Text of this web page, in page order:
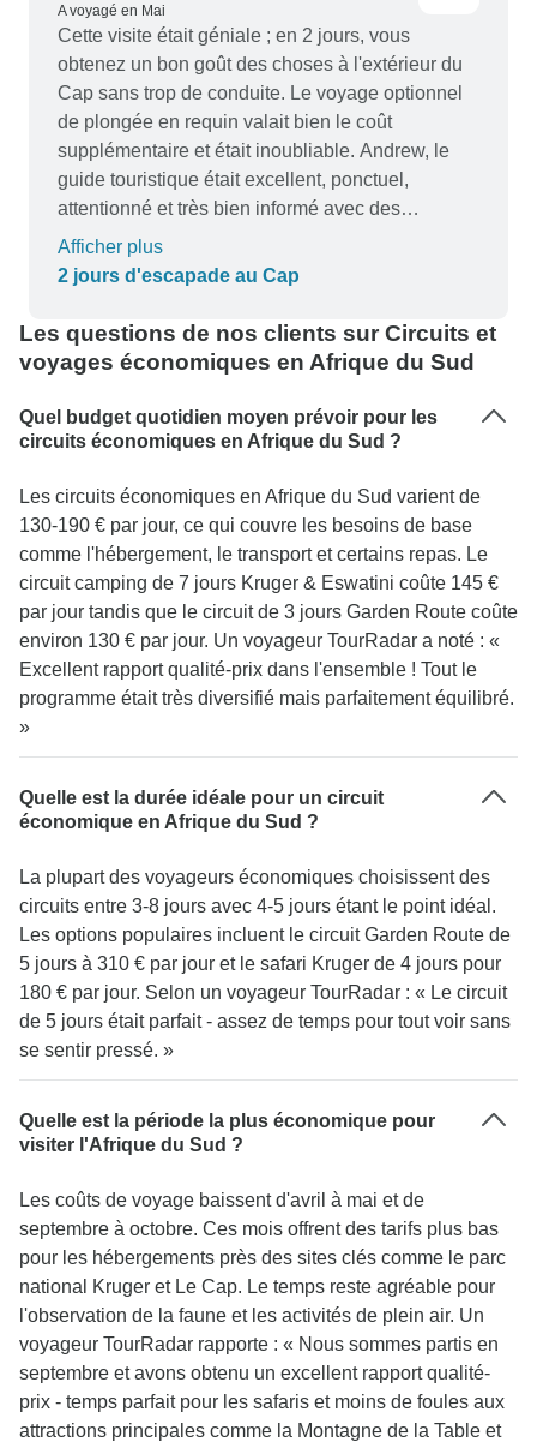
A voyagé en Mai
Cette visite était géniale ; en 2 jours, vous
obtenez un bon goût des choses à l'extérieur du
Cap sans trop de conduite. Le voyage optionnel
de plongée en requin valait bien le coût
supplémentaire et était inoubliable. Andrew, le
guide touristique était excellent, ponctuel,
attentionné et très bien informé avec des
commentaires intéressants en route
Afficher plus
2 jours d'escapade au Cap
Les questions de nos clients sur Circuits et
voyages économiques en Afrique du Sud
Quel budget quotidien moyen prévoir pour les
circuits économiques en Afrique du Sud ?
Les circuits économiques en Afrique du Sud varient de
130-190 € par jour, ce qui couvre les besoins de base
comme l'hébergement, le transport et certains repas. Le
circuit camping de 7 jours Kruger & Eswatini coûte 145 €
par jour tandis que le circuit de 3 jours Garden Route coûte
environ 130 € par jour. Un voyageur TourRadar a noté : «
Excellent rapport qualité-prix dans l'ensemble ! Tout le
programme était très diversifié mais parfaitement équilibré.
»
Quelle est la durée idéale pour un circuit
économique en Afrique du Sud ?
La plupart des voyageurs économiques choisissent des
circuits entre 3-8 jours avec 4-5 jours étant le point idéal.
Les options populaires incluent le circuit Garden Route de
5 jours à 310 € par jour et le safari Kruger de 4 jours pour
180 € par jour. Selon un voyageur TourRadar : « Le circuit
de 5 jours était parfait - assez de temps pour tout voir sans
se sentir pressé. »
Quelle est la période la plus économique pour
visiter l'Afrique du Sud ?
Les coûts de voyage baissent d'avril à mai et de
septembre à octobre. Ces mois offrent des tarifs plus bas
pour les hébergements près des sites clés comme le parc
national Kruger et Le Cap. Le temps reste agréable pour
l'observation de la faune et les activités de plein air. Un
voyageur TourRadar rapporte : « Nous sommes partis en
septembre et avons obtenu un excellent rapport qualité-
prix - temps parfait pour les safaris et moins de foules aux
attractions principales comme la Montagne de la Table et